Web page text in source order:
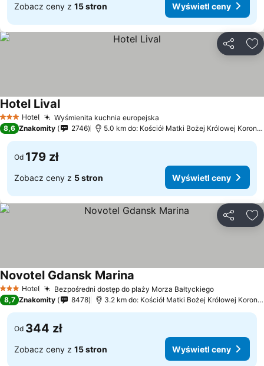
Zobacz ceny z 15 stron Wyświetl ceny
3 Kategoria
Hotel Wyśmienita kuchnia europejska
Hotel Lival
8,6 Znakomity 2746 5.0 km do: Kościół Matki Bożej Królowej Korony Polskiej
Od 179 zł
Zobacz ceny z 5 stron Wyświetl ceny
3 Kategoria
Hotel Bezpośredni dostęp do plaży Morza Bałtyckiego
Novotel Gdansk Marina
8,7 Znakomity 8478 3.2 km do: Kościół Matki Bożej Królowej Korony Polskiej
Od 344 zł
Zobacz ceny z 15 stron Wyświetl ceny